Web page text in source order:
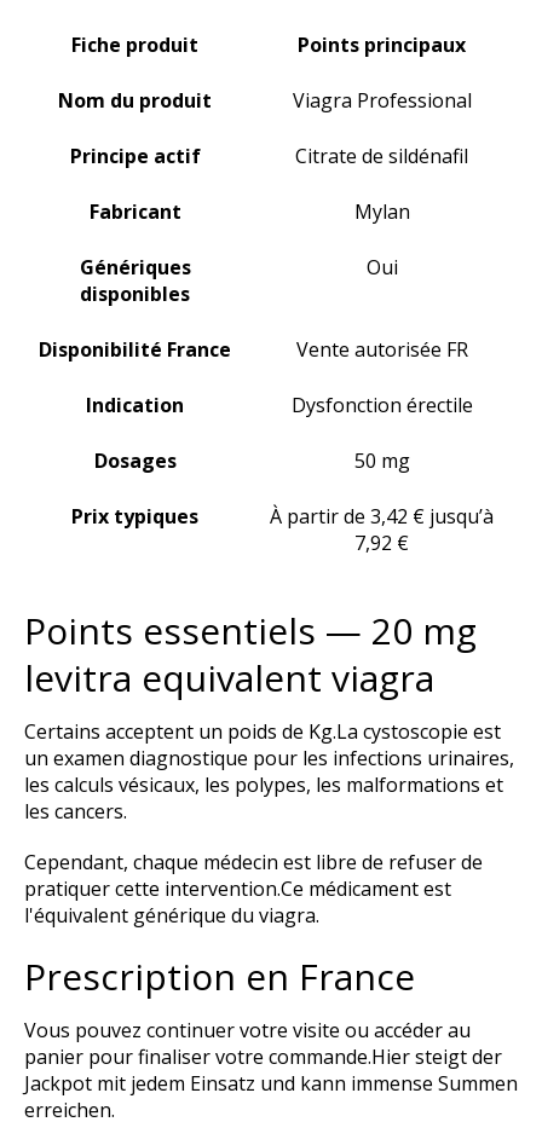
Fiche produit Points principaux
Nom du produit Viagra Professional
Principe actif Citrate de sildénafil
Fabricant Mylan
Génériques
disponibles
Oui
Disponibilité France Vente autorisée FR
Indication Dysfonction érectile
Dosages 50 mg
Prix typiques
À partir de 3,42 € jusqu’à
7,92 €
Points essentiels — 20 mg
levitra equivalent viagra
Certains acceptent un poids de Kg.La cystoscopie est
un examen diagnostique pour les infections urinaires,
les calculs vésicaux, les polypes, les malformations et
les cancers.
Cependant, chaque médecin est libre de refuser de
pratiquer cette intervention.Ce médicament est
l'équivalent générique du viagra.
Prescription en France
Vous pouvez continuer votre visite ou accéder au
panier pour finaliser votre commande.Hier steigt der
Jackpot mit jedem Einsatz und kann immense Summen
erreichen.